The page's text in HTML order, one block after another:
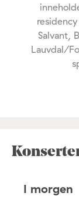
Salvant,
Lauvdal/
I morgen